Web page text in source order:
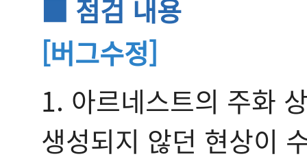
■ 점검 내용
[버그수정]
1. 아르네스트의 주화
생성되지 않던 현상이